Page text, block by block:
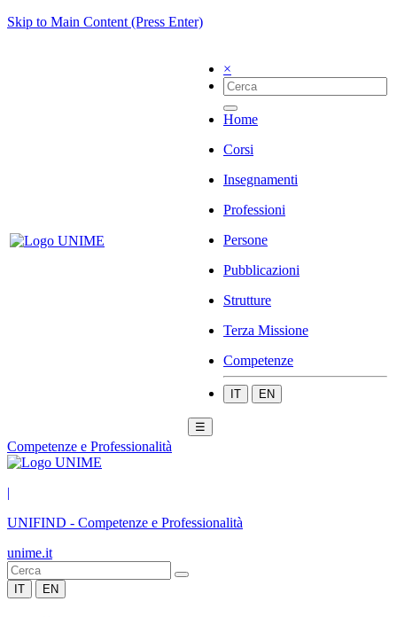
Skip to Main Content (Press Enter)
×
Home
Corsi
Insegnamenti
Professioni
Persone
Pubblicazioni
Strutture
Terza Missione
Competenze
IT EN
☰
Competenze e Professionalità
|
UNIFIND - Competenze e Professionalità
unime.it
IT EN